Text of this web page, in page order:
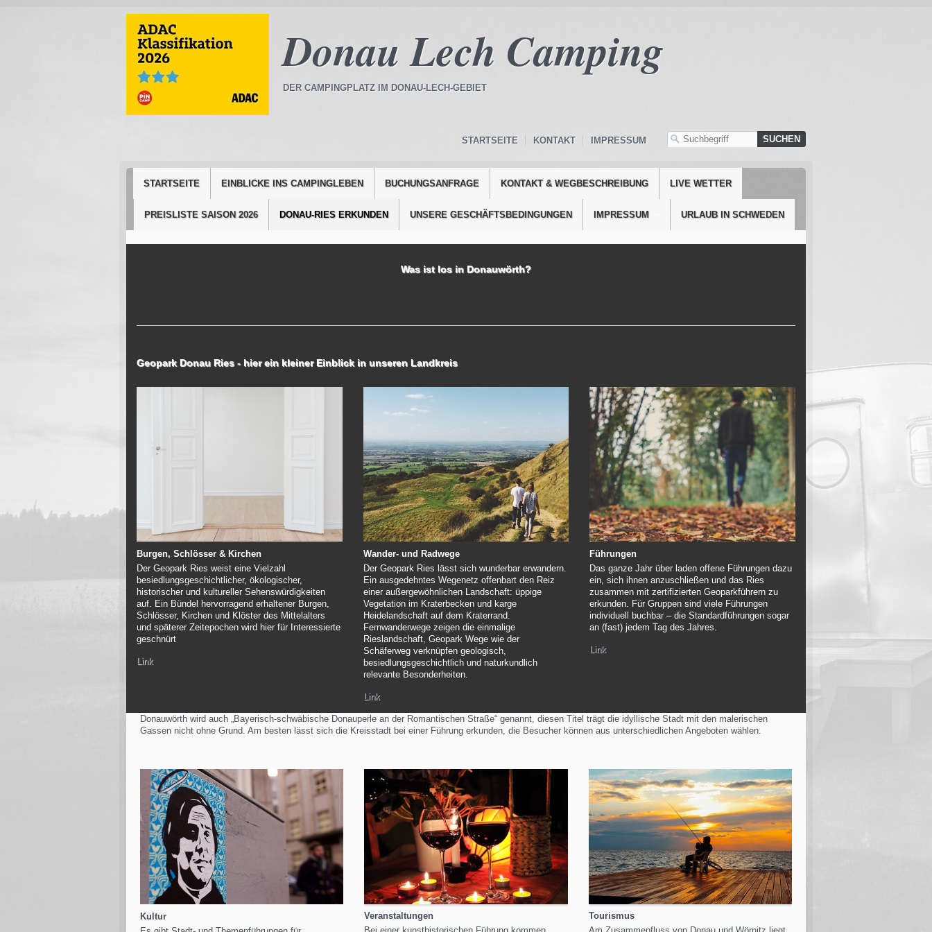
Donau Lech Camping
DER CAMPINGPLATZ IM DONAU-LECH-GEBIET
STARTSEITE KONTAKT IMPRESSUM
STARTSEITE EINBLICKE INS CAMPINGLEBEN BUCHUNGSANFRAGE KONTAKT & WEGBESCHREIBUNG LIVE WETTER
PREISLISTE SAISON 2026 DONAU-RIES ERKUNDEN UNSERE GESCHÄFTSBEDINGUNGEN IMPRESSUM URLAUB IN SCHWEDEN
Was ist los in Donauwörth?
Geopark Donau Ries - hier ein kleiner Einblick in unseren Landkreis
Burgen, Schlösser & Kirchen
Der Geopark Ries weist eine Vielzahl
besiedlungsgeschichtlicher, ökologischer,
historischer und kultureller Sehenswürdigkeiten
auf. Ein Bündel hervorragend erhaltener Burgen,
Schlösser, Kirchen und Klöster des Mittelalters
und späterer Zeitepochen wird hier für Interessierte
geschnürt
Link
Wander- und Radwege
Der Geopark Ries lässt sich wunderbar erwandern.
Ein ausgedehntes Wegenetz offenbart den Reiz
einer außergewöhnlichen Landschaft: üppige
Vegetation im Kraterbecken und karge
Heidelandschaft auf dem Kraterrand.
Fernwanderwege zeigen die einmalige
Rieslandschaft, Geopark Wege wie der
Schäferweg verknüpfen geologisch,
besiedlungsgeschichtlich und naturkundlich
relevante Besonderheiten.
Link
Führungen
Das ganze Jahr über laden offene Führungen dazu
ein, sich ihnen anzuschließen und das Ries
zusammen mit zertifizierten Geoparkführern zu
erkunden. Für Gruppen sind viele Führungen
individuell buchbar – die Standardführungen sogar
an (fast) jedem Tag des Jahres.
Link
Donauwörth wird auch „Bayerisch-schwäbische Donauperle an der Romantischen Straße“ genannt, diesen Titel trägt die idyllische Stadt mit den malerischen
Gassen nicht ohne Grund. Am besten lässt sich die Kreisstadt bei einer Führung erkunden, die Besucher können aus unterschiedlichen Angeboten wählen.
Kultur
Veranstaltungen
Tourismus